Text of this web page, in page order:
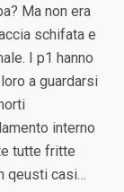
Ma non era
schifata e
I p1 hanno
a guardarsi
interno
tutte fritte
qeusti casi…